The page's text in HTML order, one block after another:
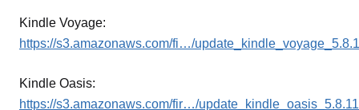
Kindle Voyage:
https://s3.amazonaws.com/fi…/
Kindle Oasis:
https://s3.amazonaws.com/fir…/